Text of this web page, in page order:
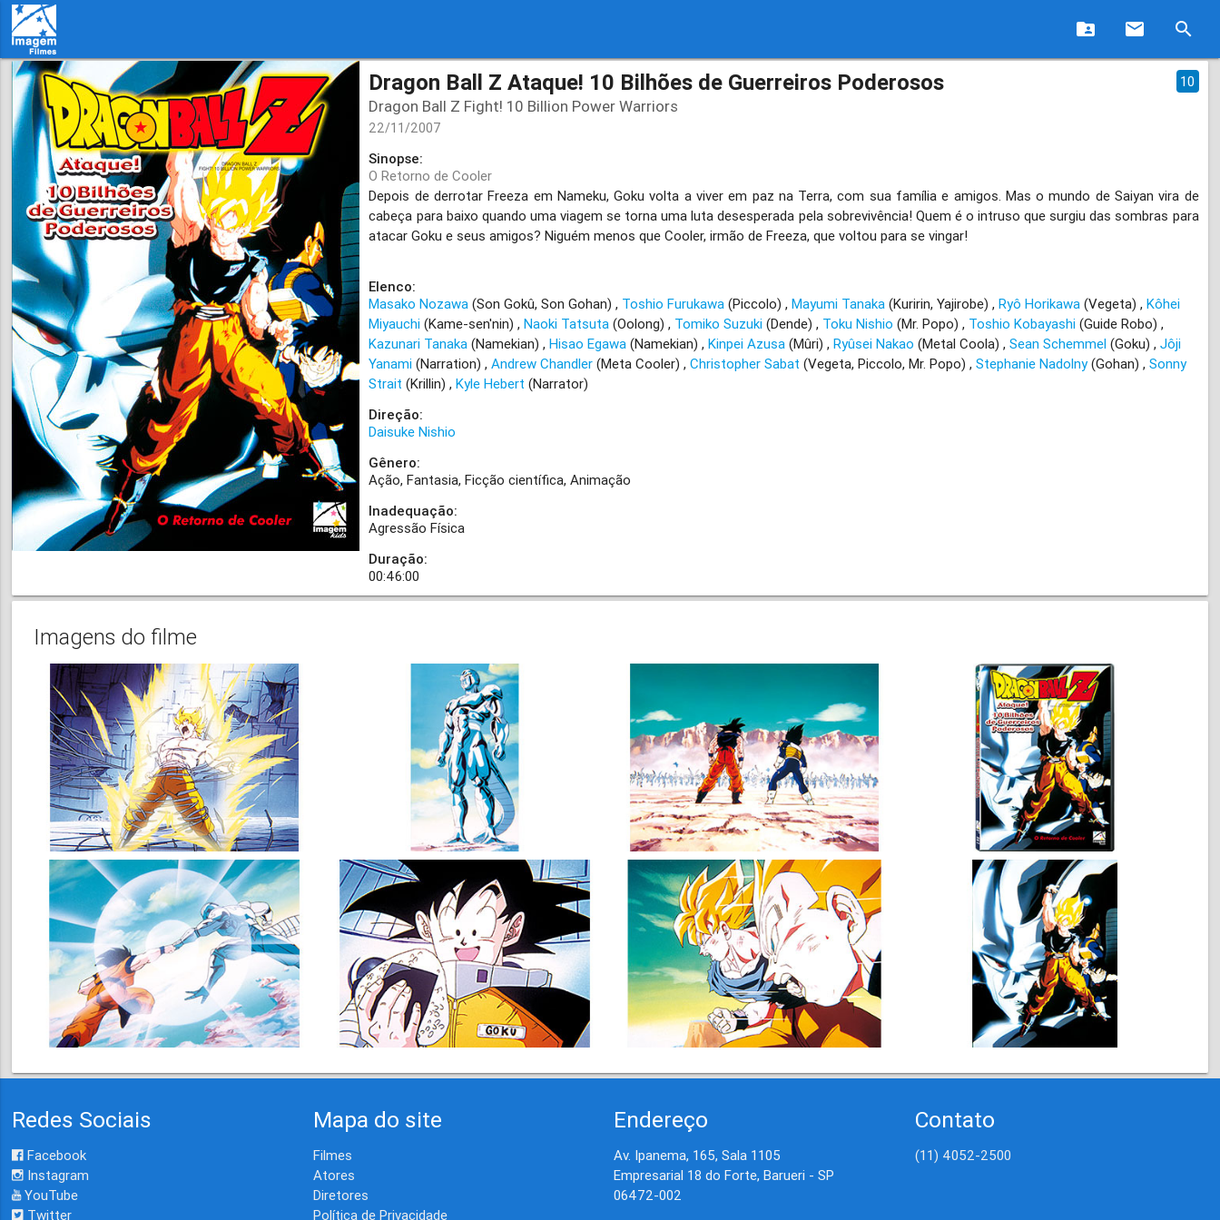
folder_shared email search
Dragon Ball Z Ataque! 10 Bilhões de Guerreiros Poderosos 10
Dragon Ball Z Fight! 10 Billion Power Warriors
22/11/2007
Sinopse:
O Retorno de Cooler
Depois de derrotar Freeza em Nameku, Goku volta a viver em paz na Terra, com sua família e amigos. Mas o mundo de Saiyan vira de
cabeça para baixo quando uma viagem se torna uma luta desesperada pela sobrevivência! Quem é o intruso que surgiu das sombras para
atacar Goku e seus amigos? Niguém menos que Cooler, irmão de Freeza, que voltou para se vingar!
Elenco:
Masako Nozawa (Son Gokû, Son Gohan) Toshio Furukawa (Piccolo) Mayumi Tanaka (Kuririn, Yajirobe) Ryô Horikawa (Vegeta) Kôhei
Miyauchi (Kame-sen'nin) Naoki Tatsuta (Oolong) Tomiko Suzuki (Dende) Toku Nishio (Mr. Popo) Toshio Kobayashi (Guide Robo)
Kazunari Tanaka (Namekian) Hisao Egawa (Namekian) Kinpei Azusa (Mûri) Ryûsei Nakao (Metal Coola) Sean Schemmel (Goku) Jôji
Yanami (Narration) Andrew Chandler (Meta Cooler) Christopher Sabat (Vegeta, Piccolo, Mr. Popo) Stephanie Nadolny(Gohan) Sonny
Strait (Krillin) Kyle Hebert (Narrator)
Direção:
Daisuke Nishio
Gênero:
Ação Fantasia Ficção científica Animação
Inadequação:
Agressão Física
Duração:
00:46:00
Imagens do filme
Redes Sociais
Facebook
Instagram
YouTube
Twitter
Mapa do site
Filmes
Atores
Diretores
Política de Privacidade
Endereço
Av. Ipanema, 165, Sala 1105
Empresarial 18 do Forte, Barueri - SP
06472-002
Contato
(11) 4052-2500